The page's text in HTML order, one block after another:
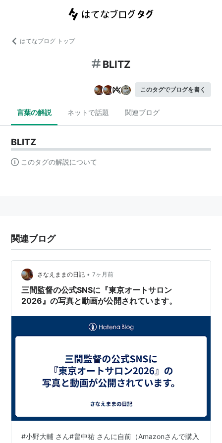
はてなブログ トップ
BLITZ
このタグでブログを書く
言葉の解説 ネットで話題 関連ブログ
BLITZ
このタグの解説について
関連ブログ
さなえままの日記 • 7ヶ月前
三間監督の公式SNSに『東京オートサロン
2026』の写真と動画が公開されています。
#小野大輔 さん#畠中祐 さんに自前（Amazonさんで購入